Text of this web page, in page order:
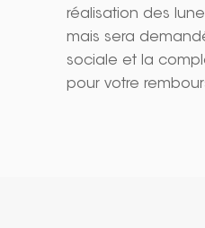
réalisation des
mais sera
sociale et la
pour votre